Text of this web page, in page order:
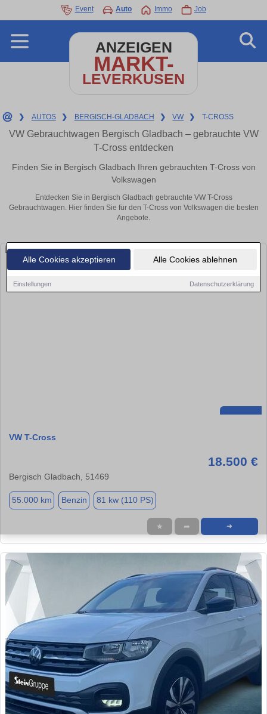
Alle Cookies akzeptieren Alle Cookies ablehnen
Einstellungen Datenschutzerklärung
Event Auto Immo Job
ANZEIGEN
MARKT-
LEVERKUSEN
❯ AUTOS ❯ BERGISCH-GLADBACH ❯ VW ❯ T-CROSS
VW Gebrauchtwagen Bergisch Gladbach – gebrauchte VW
T-Cross entdecken
Finden Sie in Bergisch Gladbach Ihren gebrauchten T-Cross von
Volkswagen
Entdecken Sie in Bergisch Gladbach gebrauchte VW T-Cross
Gebrauchtwagen. Hier finden Sie für den T-Cross von Volkswagen die besten
Angebote.
VW T-Cross
18.500 €
Bergisch Gladbach, 51469
55.000 km Benzin 81 kw (110 PS)
★ ➦ ➜